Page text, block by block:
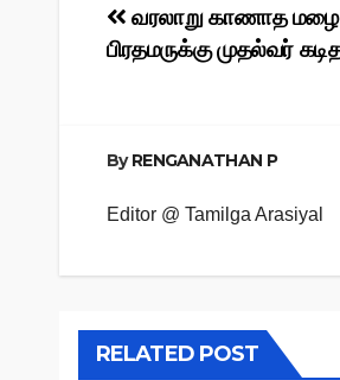
Post
navigation
வரலாறு காணாத மழை!
பிரதமருக்கு முதல்வர்
ByRENGANATHAN P
Editor @ Tamilga Arasiyal
RELATED POST